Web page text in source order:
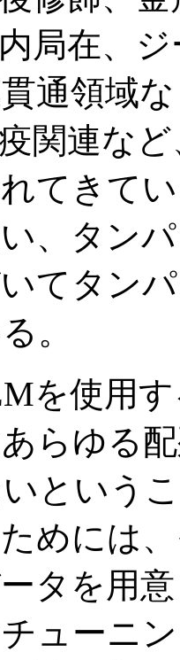
局在、
通領域
関連な
てきて
、タン
てタン
。
を使用す
らゆる
という
めには
タを用
ューニ